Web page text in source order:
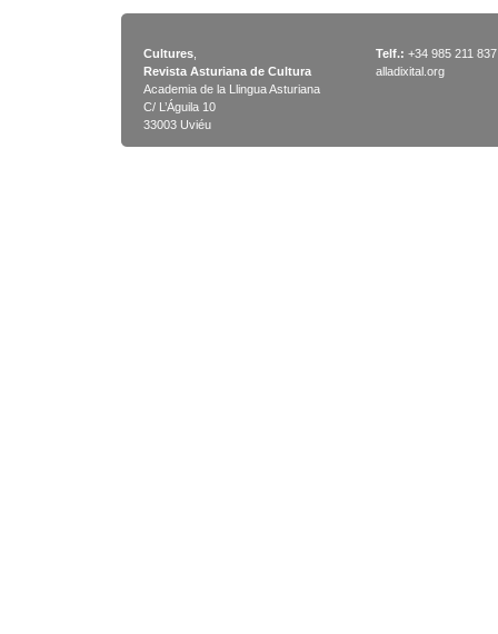
Cultures
Revista Asturiana de Cultura
Academia de la Llingua Asturiana
C/ L’Águila 10
33003 Uviéu
Telf.: +34 985 211 837
alladixital.org